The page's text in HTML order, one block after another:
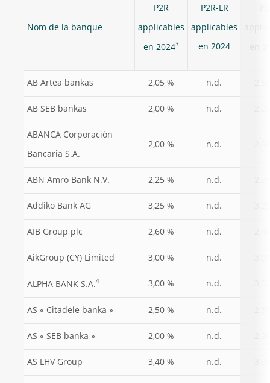
Nom de la banque
P2R
applicables
en 20243
P2R-LR
applicables
en 2024 en
AB Artea bankas 2,05 % n.d.
AB SEB bankas 2,00 % n.d.
ABANCA Corporación
Bancaria S.A.
2,00 % n.d.
ABN Amro Bank N.V. 2,25 % n.d.
Addiko Bank AG 3,25 % n.d.
AIB Group plc 2,60 % n.d.
AikGroup (CY) Limited 3,00 % n.d.
ALPHA BANK S.A.4 3,00 % n.d.
AS « Citadele banka » 2,50 % n.d.
AS « SEB banka » 2,00 % n.d.
AS LHV Group 3,40 % n.d.